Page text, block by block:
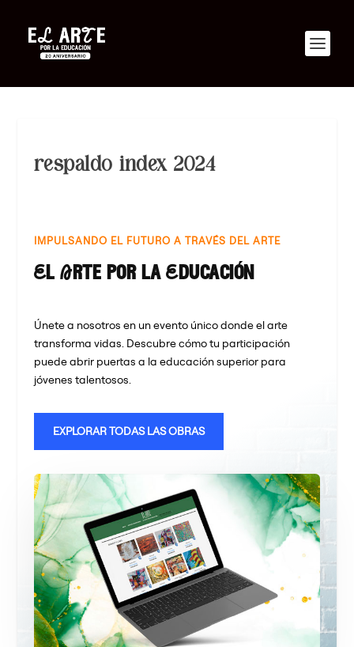
respaldo index 2024
IMPULSANDO EL FUTURO A TRAVÉS DEL ARTE
El Arte por la Educación
Únete a nosotros en un evento único donde el arte
transforma vidas. Descubre cómo tu participación
puede abrir puertas a la educación superior para
jóvenes talentosos.
EXPLORAR TODAS LAS OBRAS